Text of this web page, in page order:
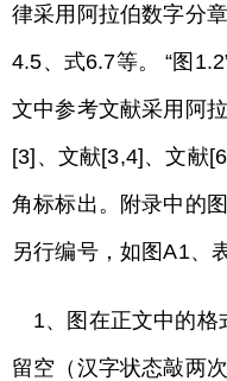
律采用阿拉伯数字分
4.5、式6.7等。 “图
文中参考文献采用阿
[3]、文献[3,4]、文献
角标标出。附录中的
另行编号，如图A1、
1、图在正文中的格
留空（汉字状态敲两次